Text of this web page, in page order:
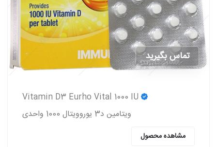
تماس بگیرید
ویتامین د3 یوروویتال 1000 واحدی
مشاهده محصول